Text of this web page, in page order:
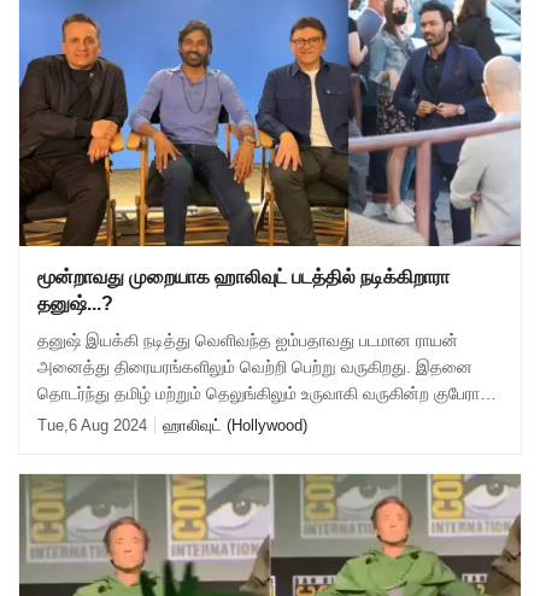
மூன்றாவது முறையாக ஹாலிவுட் படத்தில் நடிக்கிறாரா
தனுஷ்...?
தனுஷ் இயக்கி நடித்து வெளிவந்த ஐம்பதாவது படமான ராயன்
அனைத்து திரையரங்களிலும் வெற்றி பெற்று வருகிறது. இதனை
தொடர்ந்து தமிழ் மற்றும் தெலுங்கிலும் உருவாகி வருகின்ற குபேரா
படத்திலும் நடித்து வருகிறார். இப்
Tue,6 Aug 2024 ஹாலிவுட் (Hollywood)